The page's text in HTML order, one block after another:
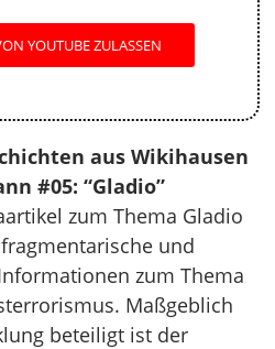
YOUTUBE ZULASSEN
aus Wikihausen
#05: “Gladio”
zum Thema Gladio
und
zum Thema
Maßgeblich
beteiligt ist der